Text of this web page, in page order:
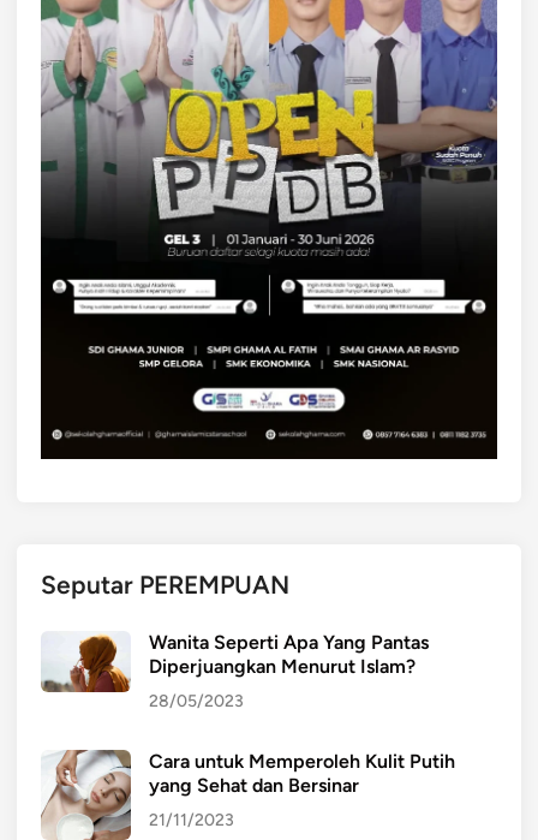
Seputar PEREMPUAN
Wanita Seperti Apa Yang Pantas
Diperjuangkan Menurut Islam?
28/05/2023
Cara untuk Memperoleh Kulit Putih
yang Sehat dan Bersinar
21/11/2023